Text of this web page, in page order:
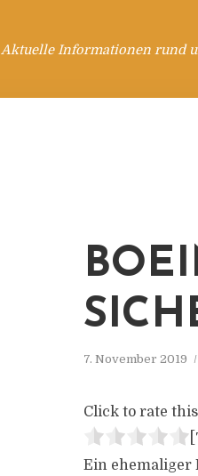
Aktuelle Informationen rund
7. November 2019
Click to rate
Ein ehemaliger